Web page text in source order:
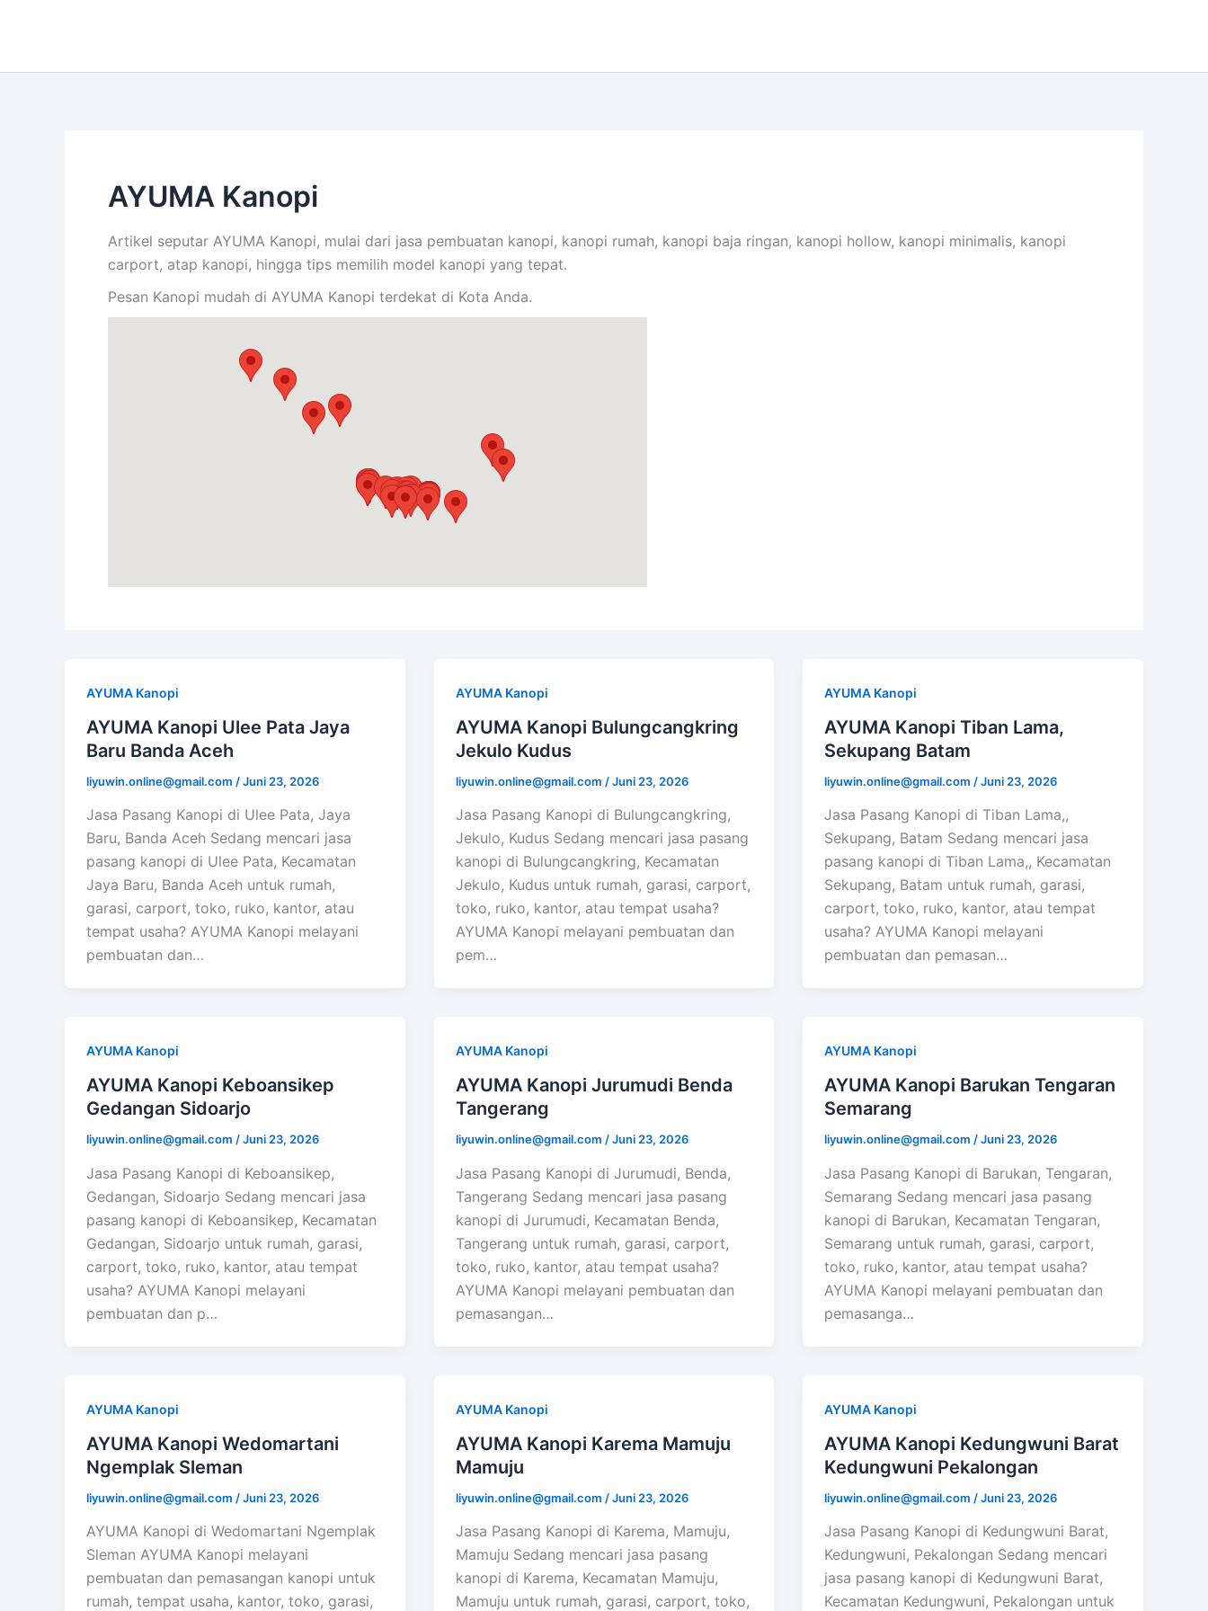
AYUMA Kanopi
Artikel seputar AYUMA Kanopi, mulai dari jasa pembuatan kanopi, kanopi rumah, kanopi baja ringan, kanopi hollow, kanopi minimalis, kanopi
carport, atap kanopi, hingga tips memilih model kanopi yang tepat.
Pesan Kanopi mudah di AYUMA Kanopi terdekat di Kota Anda.
AYUMA Kanopi
AYUMA Kanopi Ulee Pata Jaya
Baru Banda Aceh
liyuwin.online@gmail.com /Juni 23, 2026
Jasa Pasang Kanopi di Ulee Pata, Jaya
Baru, Banda Aceh Sedang mencari jasa
pasang kanopi di Ulee Pata, Kecamatan
Jaya Baru, Banda Aceh untuk rumah,
garasi, carport, toko, ruko, kantor, atau
tempat usaha? AYUMA Kanopi melayani
pembuatan dan…
AYUMA Kanopi
AYUMA Kanopi Bulungcangkring
Jekulo Kudus
liyuwin.online@gmail.com /Juni 23, 2026
Jasa Pasang Kanopi di Bulungcangkring,
Jekulo, Kudus Sedang mencari jasa pasang
kanopi di Bulungcangkring, Kecamatan
Jekulo, Kudus untuk rumah, garasi, carport,
toko, ruko, kantor, atau tempat usaha?
AYUMA Kanopi melayani pembuatan dan
pem…
AYUMA Kanopi
AYUMA Kanopi Tiban Lama,
Sekupang Batam
liyuwin.online@gmail.com /Juni 23, 2026
Jasa Pasang Kanopi di Tiban Lama,,
Sekupang, Batam Sedang mencari jasa
pasang kanopi di Tiban Lama,, Kecamatan
Sekupang, Batam untuk rumah, garasi,
carport, toko, ruko, kantor, atau tempat
usaha? AYUMA Kanopi melayani
pembuatan dan pemasan…
AYUMA Kanopi
AYUMA Kanopi Keboansikep
Gedangan Sidoarjo
liyuwin.online@gmail.com /Juni 23, 2026
Jasa Pasang Kanopi di Keboansikep,
Gedangan, Sidoarjo Sedang mencari jasa
pasang kanopi di Keboansikep, Kecamatan
Gedangan, Sidoarjo untuk rumah, garasi,
carport, toko, ruko, kantor, atau tempat
usaha? AYUMA Kanopi melayani
pembuatan dan p…
AYUMA Kanopi
AYUMA Kanopi Jurumudi Benda
Tangerang
liyuwin.online@gmail.com /Juni 23, 2026
Jasa Pasang Kanopi di Jurumudi, Benda,
Tangerang Sedang mencari jasa pasang
kanopi di Jurumudi, Kecamatan Benda,
Tangerang untuk rumah, garasi, carport,
toko, ruko, kantor, atau tempat usaha?
AYUMA Kanopi melayani pembuatan dan
pemasangan…
AYUMA Kanopi
AYUMA Kanopi Barukan Tengaran
Semarang
liyuwin.online@gmail.com /Juni 23, 2026
Jasa Pasang Kanopi di Barukan, Tengaran,
Semarang Sedang mencari jasa pasang
kanopi di Barukan, Kecamatan Tengaran,
Semarang untuk rumah, garasi, carport,
toko, ruko, kantor, atau tempat usaha?
AYUMA Kanopi melayani pembuatan dan
pemasanga…
AYUMA Kanopi
AYUMA Kanopi Wedomartani
Ngemplak Sleman
liyuwin.online@gmail.com /Juni 23, 2026
AYUMA Kanopi di Wedomartani Ngemplak
Sleman AYUMA Kanopi melayani
pembuatan dan pemasangan kanopi untuk
rumah, tempat usaha, kantor, toko, garasi,
AYUMA Kanopi
AYUMA Kanopi Karema Mamuju
Mamuju
liyuwin.online@gmail.com /Juni 23, 2026
Jasa Pasang Kanopi di Karema, Mamuju,
Mamuju Sedang mencari jasa pasang
kanopi di Karema, Kecamatan Mamuju,
Mamuju untuk rumah, garasi, carport, toko,
AYUMA Kanopi
AYUMA Kanopi Kedungwuni Barat
Kedungwuni Pekalongan
liyuwin.online@gmail.com /Juni 23, 2026
Jasa Pasang Kanopi di Kedungwuni Barat,
Kedungwuni, Pekalongan Sedang mencari
jasa pasang kanopi di Kedungwuni Barat,
Kecamatan Kedungwuni, Pekalongan untuk